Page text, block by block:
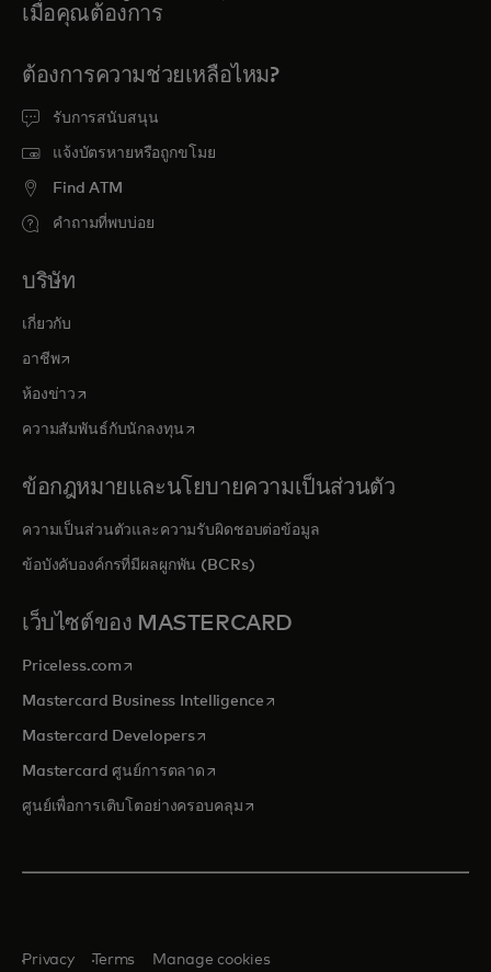
เมื่อคุณต้องการ
ต้องการความช่วยเหลือไหม?
รับการสนับสนุน
แจ้งบัตรหายหรือถูกขโมย
Find ATM
คำถามที่พบบ่อย
บริษัท
เกี่ยวกับ
อาชีพopens in a new tab
ห้องข่าว opens in a new tab
ความสัมพันธ์กับนักลงทุน opens in a new tab
ข้อกฎหมายและนโยบายความเป็นส่วนตัว
ความเป็นส่วนตัวและความรับผิดชอบต่อข้อมูล
ข้อบังคับองค์กรที่มีผลผูกพัน (BCRs)
เว็บไซต์ของ MASTERCARD
Priceless.com opens in a new tab
Mastercard Business Intelligenceopens in a new tab
Mastercard Developersopens in a new tab
Mastercard ศูนย์การตลาด opens in a new tab
ศูนย์เพื่อการเติบโตอย่างครอบคลุมopens in a new tab
Privacy Terms Manage cookies